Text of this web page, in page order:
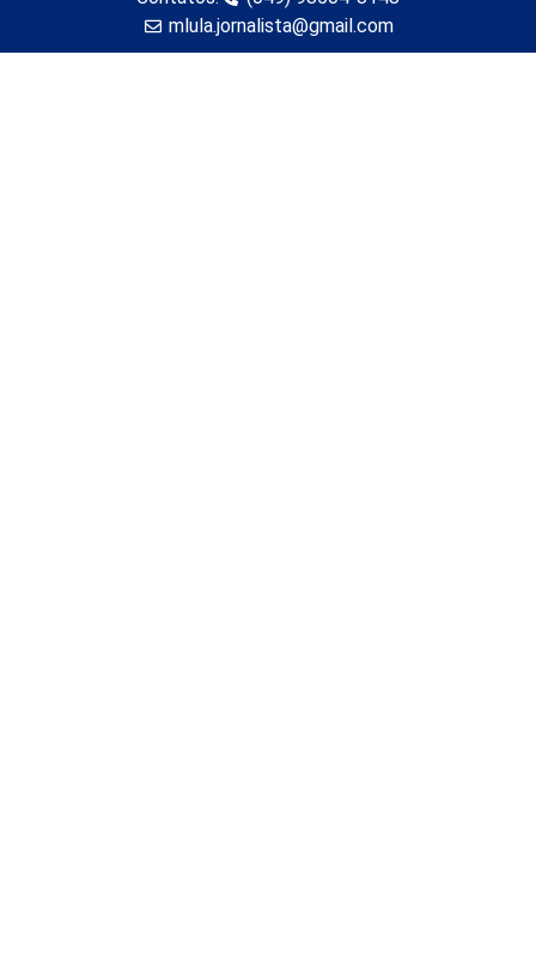
mlula.jornalista@gmail.com